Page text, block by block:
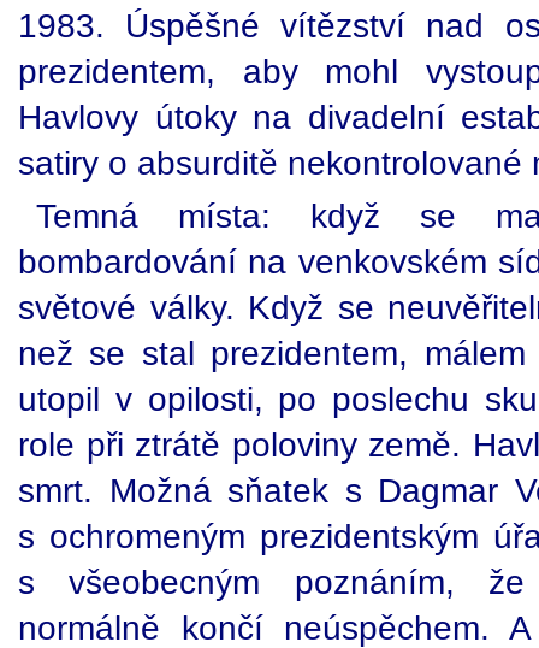
1983. Úspěšné vítězství nad
prezidentem, aby mohl
Havlovy útoky na divadelní
satiry o absurditě nekontrolované
Temná místa: když se
bombardování na venkovském
světové války. Když se
než se stal prezidentem,
utopil v opilosti, po poslechu
role při ztrátě poloviny země.
smrt. Možná sňatek s Dagmar
s ochromeným prezidentským
s všeobecným poznáním,
normálně končí neúspěchem.